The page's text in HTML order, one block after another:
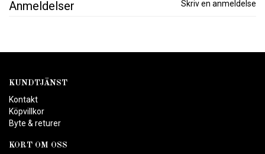
Anmeldelser Skriv en anmeldelse
KUNDTJÄNST
Kontakt
Köpvillkor
Byte & returer
KORT OM OSS